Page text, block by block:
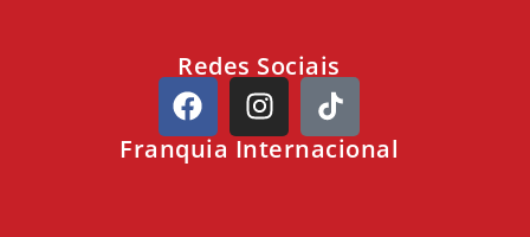
Redes Sociais
Franquia Internacional